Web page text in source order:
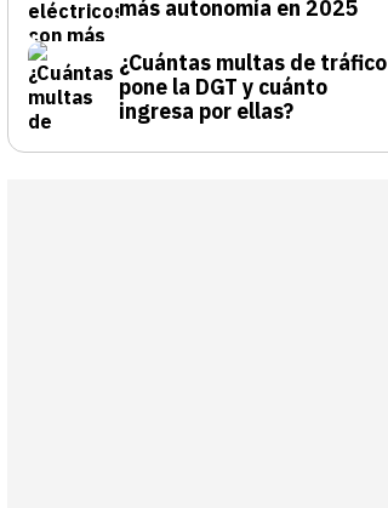
más autonomía en 2025
¿Cuántas multas de tráfico
pone la DGT y cuánto
ingresa por ellas?